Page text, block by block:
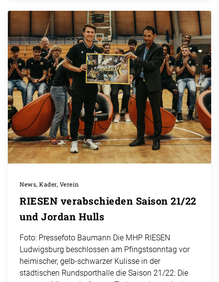
News, Kader, Verein
RIESEN verabschieden Saison 21/22
und Jordan Hulls
Foto: Pressefoto Baumann Die MHP RIESEN
Ludwigsburg beschlossen am Pfingstsonntag vor
heimischer, gelb-schwarzer Kulisse in der
städtischen Rundsporthalle die Saison 21/22: Die